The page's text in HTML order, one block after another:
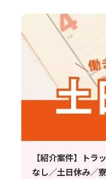
【紹介案件】トラ
なし／土日休み／